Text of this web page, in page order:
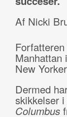
Af Nicki
Manhattan
New
Dermed
skikkelser
Columbus